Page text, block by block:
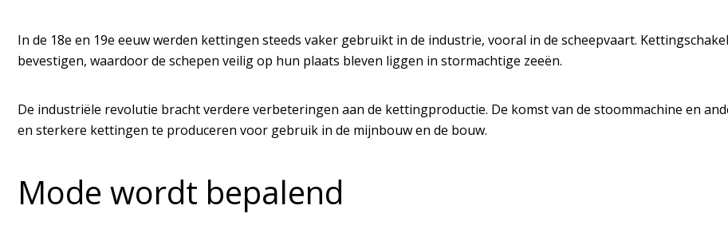
In de 18e en 19e eeuw werden kettingen steeds vaker gebruikt in de industrie, vooral in de scheepvaart.
bevestigen, waardoor de schepen veilig op hun plaats bleven liggen in stormachtige zeeën.
De industriële revolutie bracht verdere verbeteringen aan de kettingproductie. De komst van de stoommachine en
en sterkere kettingen te produceren voor gebruik in de mijnbouw en de bouw.
Mode wordt bepalend